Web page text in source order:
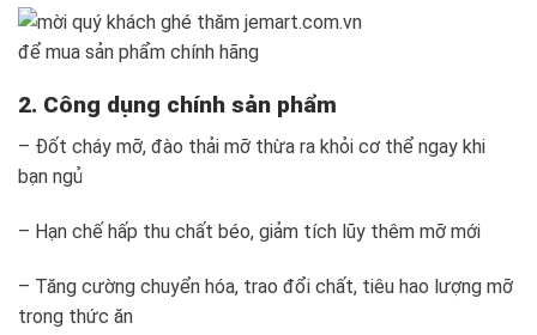
2. Công dụng chính sản phẩm
– Đốt cháy mỡ, đào thải mỡ thừa ra khỏi cơ thể ngay khi
bạn ngủ
– Hạn chế hấp thu chất béo, giảm tích lũy thêm mỡ mới
– Tăng cường chuyển hóa, trao đổi chất, tiêu hao lượng mỡ
trong thức ăn